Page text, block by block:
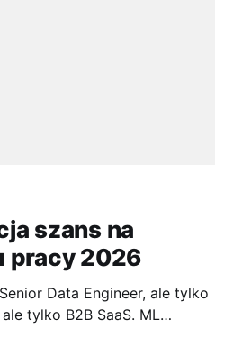
szans na
pracy 2026
Data Engineer, ale tylko
tylko B2B SaaS. ML